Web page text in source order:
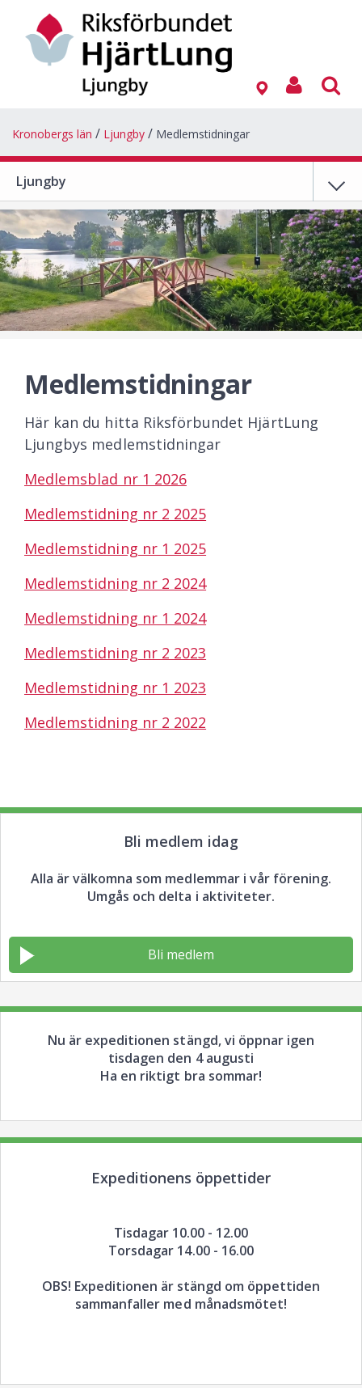
Kronobergs län Ljungby Medlemstidningar
Ljungby
Medlemstidningar
Här kan du hitta Riksförbundet HjärtLung
Ljungbys medlemstidningar
Medlemsblad nr 1 2026
Medlemstidning nr 2 2025
Medlemstidning nr 1 2025
Medlemstidning nr 2 2024
Medlemstidning nr 1 2024
Medlemstidning nr 2 2023
Medlemstidning nr 1 2023
Medlemstidning nr 2 2022
Bli medlem idag
Alla är välkomna som medlemmar i vår förening.
Umgås och delta i aktiviteter.
Bli medlem
Nu är expeditionen stängd, vi öppnar igen
tisdagen den 4 augusti
Ha en riktigt bra sommar!
Expeditionens öppettider
Tisdagar 10.00 - 12.00
Torsdagar 14.00 - 16.00
OBS! Expeditionen är stängd om öppettiden
sammanfaller med månadsmötet!